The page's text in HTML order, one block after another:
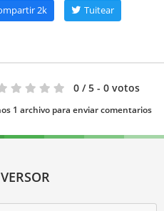
2k Tuitear
0 / 5 - 0 votos
1 archivo para enviar comentarios